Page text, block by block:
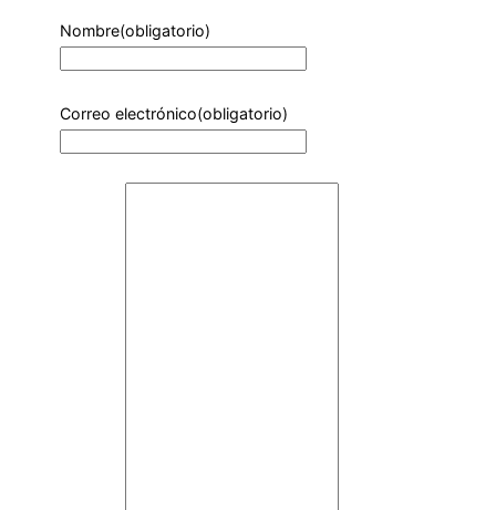
Nombre(obligatorio)
Correo electrónico(obligatorio)